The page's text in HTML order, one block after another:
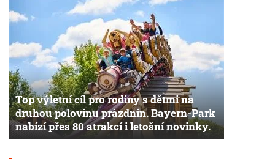
Top výletní cíl pro rodiny s dětmi na
druhou polovinu prázdnin. Bayern-Park
nabízí přes 80 atrakcí i letošní novinky.